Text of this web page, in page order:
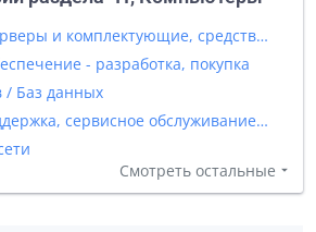
Компьютеры, серверы и комплектующие, средства вычислительной техники
- разработка, покупка
/ Баз данных
Техническая поддержка, сервисное обслуживание IT оборудования
Смотреть остальные